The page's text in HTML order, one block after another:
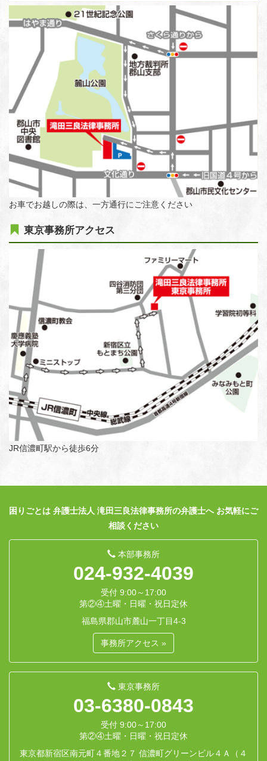
お車でお越しの際は、一方通行にご注意ください
東京事務所アクセス
JR信濃町駅から徒歩6分
困りごとは 弁護士法人 滝田三良法律事務所の弁護士へ お気軽にご
相談ください
本部事務所
024-932-4039
受付 9:00～17:00
第②④土曜・日曜・祝日定休
福島県郡山市麓山一丁目4-3
事務所アクセス »
東京事務所
03-6380-0843
受付 9:00～17:00
第②④土曜・日曜・祝日定休
東京都新宿区南元町４番地２７ 信濃町グリーンビル４Ａ（４